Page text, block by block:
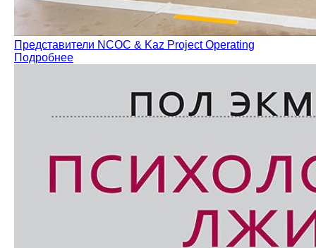
Представители NCOC & Kaz Project Operating
Подробнее